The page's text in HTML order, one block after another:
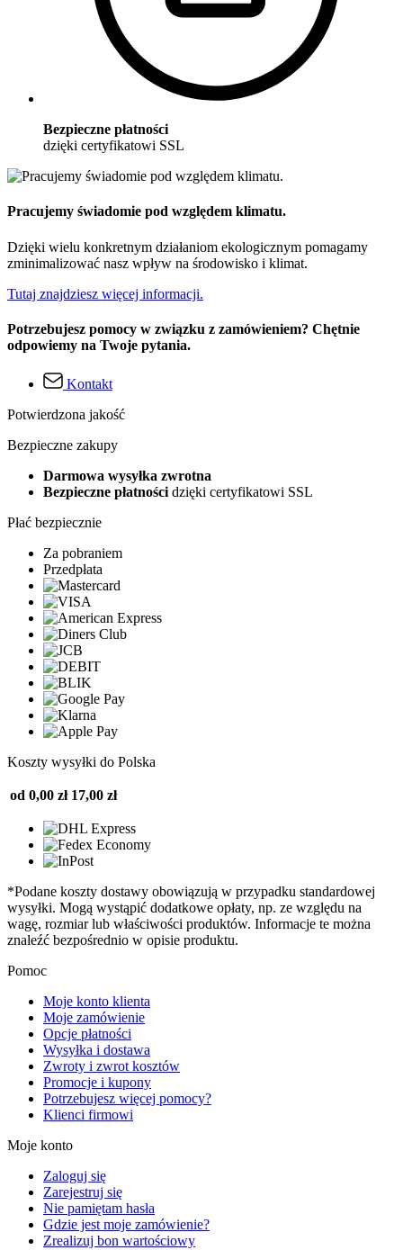
Bezpieczne płatności
dzięki certyfikatowi SSL
Pracujemy świadomie pod względem klimatu.
Dzięki wielu konkretnym działaniom ekologicznym pomagamy
zminimalizować nasz wpływ na środowisko i klimat.
Tutaj znajdziesz więcej informacji.
Potrzebujesz pomocy w związku z zamówieniem? Chętnie
odpowiemy na Twoje pytania.
Kontakt
Potwierdzona jakość
Bezpieczne zakupy
Darmowa wysyłka zwrotna
Bezpieczne płatności dzięki certyfikatowi SSL
Płać bezpiecznie
Za pobraniem
Przedpłata
Koszty wysyłki do Polska
od 0,00 zł 17,00 zł
*Podane koszty dostawy obowiązują w przypadku standardowej
wysyłki. Mogą wystąpić dodatkowe opłaty, np. ze względu na
wagę, rozmiar lub właściwości produktów. Informacje te można
znaleźć bezpośrednio w opisie produktu.
Pomoc
Moje konto klienta
Moje zamówienie
Opcje płatności
Wysyłka i dostawa
Zwroty i zwrot kosztów
Promocje i kupony
Potrzebujesz więcej pomocy?
Klienci firmowi
Moje konto
Zaloguj się
Zarejestruj się
Nie pamiętam hasła
Gdzie jest moje zamówienie?
Zrealizuj bon wartościowy